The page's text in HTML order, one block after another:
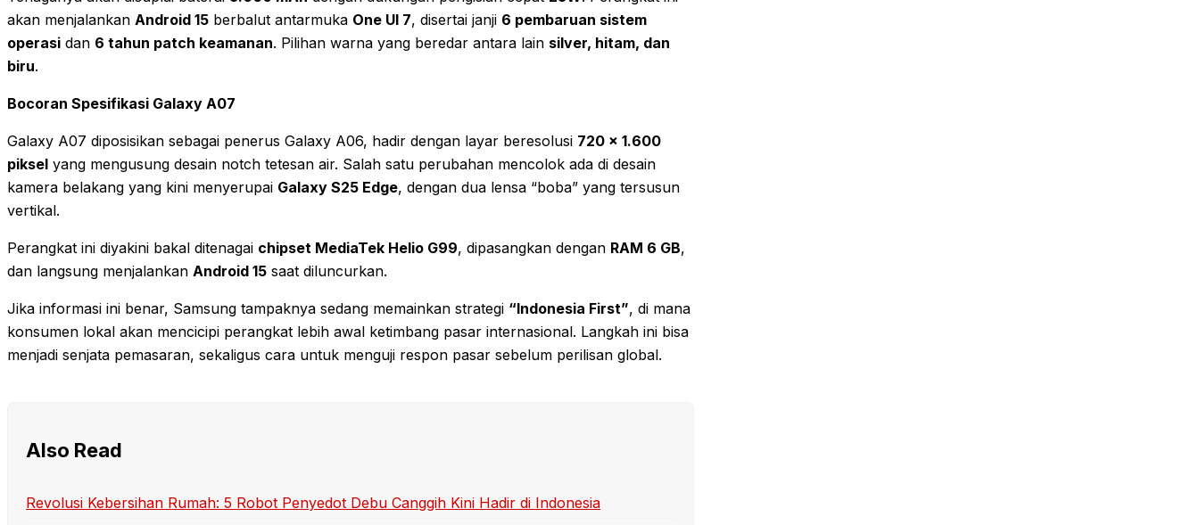
akan menjalankan Android 15 berbalut antarmuka One UI 7, disertai janji 6 pembaruan sistem
operasi dan 6 tahun patch keamanan. Pilihan warna yang beredar antara lain silver, hitam, dan
biru.
Bocoran Spesifikasi Galaxy A07
Galaxy A07 diposisikan sebagai penerus Galaxy A06, hadir dengan layar beresolusi 720 x 1.600
piksel yang mengusung desain notch tetesan air. Salah satu perubahan mencolok ada di desain
kamera belakang yang kini menyerupai Galaxy S25 Edge, dengan dua lensa “boba” yang tersusun
vertikal.
Perangkat ini diyakini bakal ditenagai chipset MediaTek Helio G99, dipasangkan dengan RAM 6 GB,
dan langsung menjalankan Android 15 saat diluncurkan.
Jika informasi ini benar, Samsung tampaknya sedang memainkan strategi “Indonesia First”, di mana
konsumen lokal akan mencicipi perangkat lebih awal ketimbang pasar internasional. Langkah ini bisa
menjadi senjata pemasaran, sekaligus cara untuk menguji respon pasar sebelum perilisan global.
Also Read
Revolusi Kebersihan Rumah: 5 Robot Penyedot Debu Canggih Kini Hadir di Indonesia